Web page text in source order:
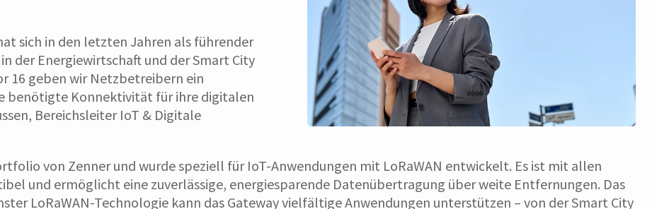
sich in den letzten Jahren als führender
der Energiewirtschaft und der Smart City
16 geben wir Netzbetreibern ein
benötigte Konnektivität für ihre digitalen
Bereichsleiter IoT & Digitale
von Zenner und wurde speziell für IoT-Anwendungen mit LoRaWAN entwickelt. Es ist mit allen
und ermöglicht eine zuverlässige, energiesparende Datenübertragung über weite Entfernungen. Das
LoRaWAN-Technologie kann das Gateway vielfältige Anwendungen unterstützen – von der Smart City